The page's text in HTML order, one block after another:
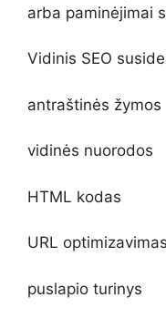
arba paminėjimai
Vidinis SEO
antraštinės žymos
vidinės nuorodos
HTML kodas
URL optimizavimas
puslapio turinys